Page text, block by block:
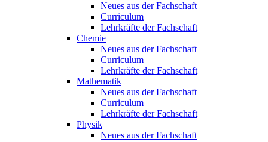
Neues aus der Fachschaft
Curriculum
Lehrkräfte der Fachschaft
Chemie
Neues aus der Fachschaft
Curriculum
Lehrkräfte der Fachschaft
Mathematik
Neues aus der Fachschaft
Curriculum
Lehrkräfte der Fachschaft
Physik
Neues aus der Fachschaft